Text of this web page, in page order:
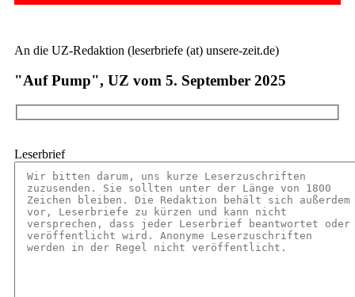
An die UZ-Redaktion (leserbriefe (at) unsere-zeit.de)
"Auf Pump", UZ vom 5. September 2025
Leserbrief